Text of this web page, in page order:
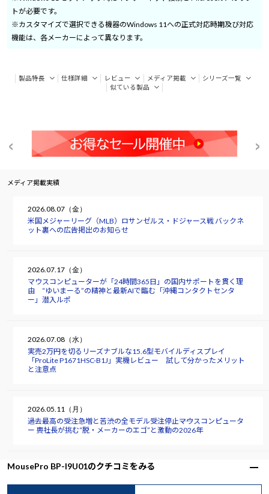
トが必要です。
※カスタマイズで選択できる機器のWindows 11への正式対応時期及び対応
機能は、各メーカーによって異なります。
製品特長 仕様詳細 レビュー メディア掲載
シリーズ一覧
似ている製品
メディア掲載実績
2026.08.07（金）
米国メジャーリーグ（MLB）ロサンゼルス・ドジャース戦 バックネ
ット裏への広告掲出のお知らせ
2026.07.17（金）
マウスコンピューターが「24時間365日」の国内サポートを貫く理
由 “ゆいまーる”の精神と最新AIで臨む「沖縄コンタクトセンタ
ー」潜入ルポ
2026.07.08（水）
実売2万円を切るリーズナブルな15.6型モバイルディスプレイ
「ProLite P1671HSC-B1J」実機レビュー 試して分かったメリット
と注意点
2026.05.11（月）
過去最高の受注急増と苦渋の全モデル受注停止――マウスコンピュータ
ー 軣社長が挑む“脱・メーカーのエゴ”と激動の2026年
MousePro BP-I9U01のクチコミをみる